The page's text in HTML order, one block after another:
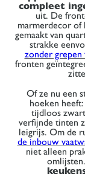
compleet
uit. De
marmerdecor of
gemaakt van
strakke
zonder
fronten
Of ze nu een
hoeken
tijdloos
verfijnde tinten
leigrijs. Om de
de inbouw
niet alleen